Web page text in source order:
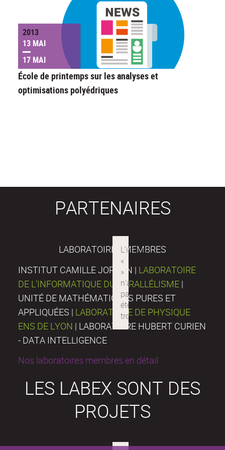
2013
13 MAI
17 MAI
École de printemps sur les analyses et
optimisations polyédriques
PARTENAIRES
LABORATOIRES MEMBRES
INSTITUT CAMILLE JORDAN | LABORATOIRE
DE L’INFORMATIQUE DU PARALLÉLISME |
UNITÉ DE MATHÉMATIQUES PURES ET
APPLIQUÉES | LABORATOIRE DE PHYSIQUE
ENS DE LYON | LABORATOIRE HUBERT CURIEN
- DATA INTELLIGENCE
Nos laboratoires membres en détail
LES LABEX SONT DES
PROJETS